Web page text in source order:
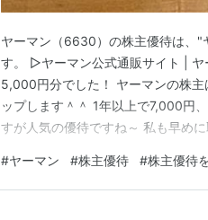
ヤーマン（6630）の株主優待は、"
す。 ▷ヤーマン公式通販サイト | ヤ
5,000円分でした！ ヤーマンの株
ップします＾＾ 1年以上で7,000円
すが人気の優待ですね～ 私も早め
内容の変更がなければ、7年以上保
す。 長…
#ヤーマン #株主優待 #株主優待